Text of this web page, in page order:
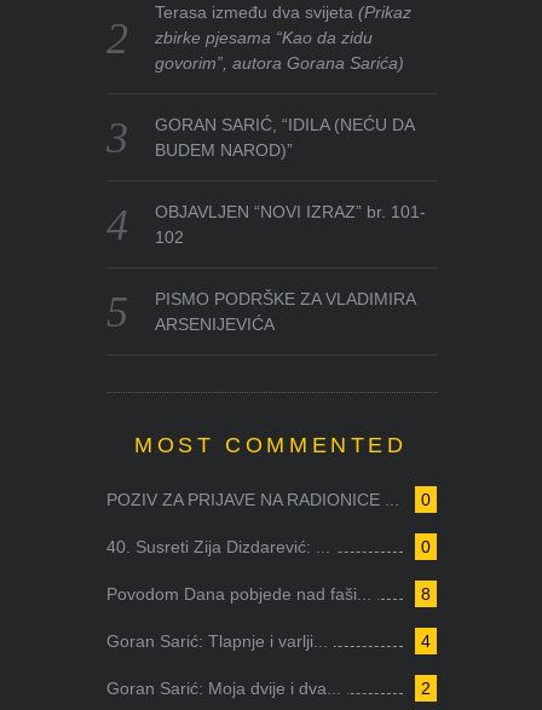
Terasa između dva svijeta(Prikaz
zbirke pjesama “Kao da zidu
govorim”, autora Gorana Sarića)
GORAN SARIĆ, “IDILA (NEĆU DA
BUDEM NAROD)”
OBJAVLJEN “NOVI IZRAZ” br. 101-
102
PISMO PODRŠKE ZA VLADIMIRA
ARSENIJEVIĆA
MOST COMMENTED
0
POZIV ZA PRIJAVE NA RADIONICE ...
0
40. Susreti Zija Dizdarević: ...
8
Povodom Dana pobjede nad faši...
4
Goran Sarić: Tlapnje i varlji...
2
Goran Sarić: Moja dvije i dva...